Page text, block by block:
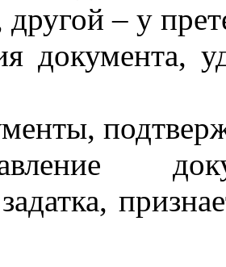
другой – у
документа,